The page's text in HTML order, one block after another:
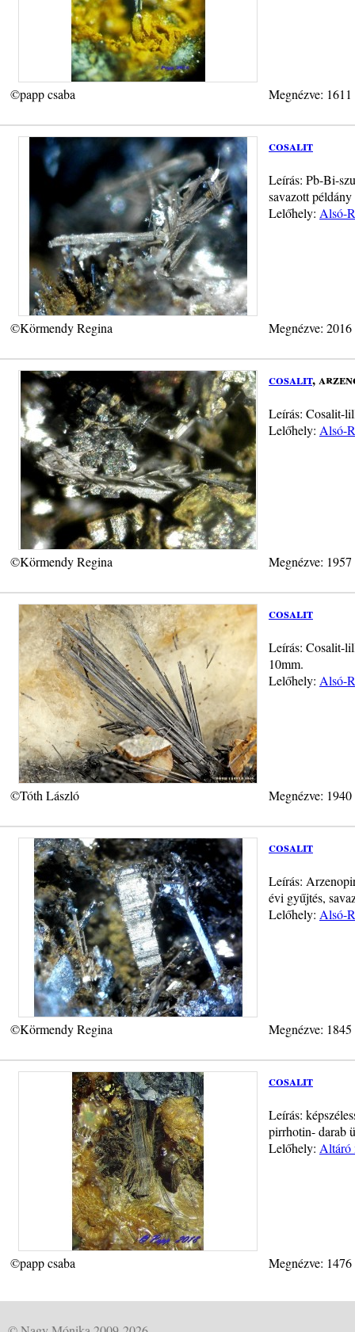
©papp csaba Megnézve:
cosalit
Leírás: Pb-Bi-
savazott példány
Lelőhely: Alsó-
©Körmendy Regina Megnézve:
cosalit,
Leírás: Cosalit-
Lelőhely: Alsó-
©Körmendy Regina Megnézve:
cosalit
Leírás: Cosalit-
10mm.
Lelőhely: Alsó-
©Tóth László Megnézve:
cosalit
Leírás:
évi gyűjtés,
Lelőhely: Alsó-
©Körmendy Regina Megnézve:
cosalit
Leírás:
pirrhotin- darab
Lelőhely: Altáró
©papp csaba Megnézve: